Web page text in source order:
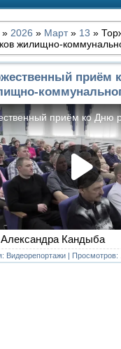
» 2026 » Март » 13 »
жилищно-
приём
Кандыба
Видеорепортажи |